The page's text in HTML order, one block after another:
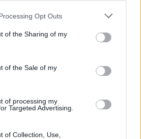
website/app uses one or more Google
or usage behaviour. You may click to
to Google and its third-party tags to
specified purposes in below Google
Opt Outs
of the Sharing of my
of the Sale of my
of processing my
Targeted Advertising.
of Collection, Use,
ενεργειακά πιο αποδοτικές
ότι «η Huawei έχει
με τους παρόχους για τη
δημιουργία αξίας
τεχνολογίες ICT».
βάσης, η λύση εστιάζει